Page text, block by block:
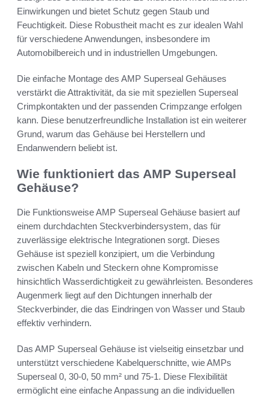
Einwirkungen und bietet Schutz gegen Staub und
Feuchtigkeit. Diese Robustheit macht es zur idealen Wahl
für verschiedene Anwendungen, insbesondere im
Automobilbereich und in industriellen Umgebungen.
Die einfache Montage des AMP Superseal Gehäuses
verstärkt die Attraktivität, da sie mit speziellen Superseal
Crimpkontakten und der passenden Crimpzange erfolgen
kann. Diese benutzerfreundliche Installation ist ein weiterer
Grund, warum das Gehäuse bei Herstellern und
Endanwendern beliebt ist.
Wie funktioniert das AMP Superseal
Gehäuse?
Die Funktionsweise AMP Superseal Gehäuse basiert auf
einem durchdachten Steckverbindersystem, das für
zuverlässige elektrische Integrationen sorgt. Dieses
Gehäuse ist speziell konzipiert, um die Verbindung
zwischen Kabeln und Steckern ohne Kompromisse
hinsichtlich Wasserdichtigkeit zu gewährleisten. Besonderes
Augenmerk liegt auf den Dichtungen innerhalb der
Steckverbinder, die das Eindringen von Wasser und Staub
effektiv verhindern.
Das AMP Superseal Gehäuse ist vielseitig einsetzbar und
unterstützt verschiedene Kabelquerschnitte, wie AMPs
Superseal 0, 30-0, 50 mm² und 75-1. Diese Flexibilität
ermöglicht eine einfache Anpassung an die individuellen